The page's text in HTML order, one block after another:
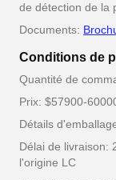
de détection de la
Documents:
Conditions de
Quantité de
Prix: $57900-
Détails
Délai de livraison:
l'origine LC